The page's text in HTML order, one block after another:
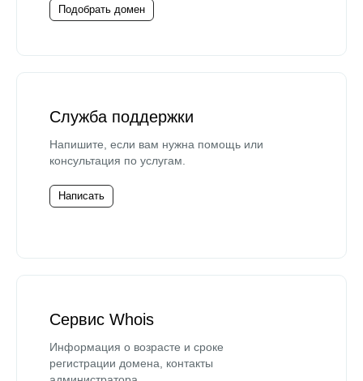
Подобрать домен
Служба поддержки
Напишите, если вам нужна помощь или
консультация по услугам.
Написать
Сервис Whois
Информация о возрасте и сроке
регистрации домена, контакты